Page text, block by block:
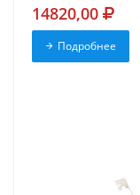
14820,00
Подробнее